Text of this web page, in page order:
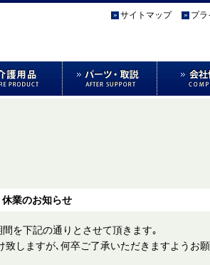
サイトマップ プラ
業のお知らせ
を下記の通りとさせて頂きます｡
しますが､何卒ご了承いただきますようお願